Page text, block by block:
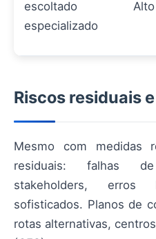
escoltado
especializado
Alto
Riscos residuais
Mesmo com medidas
residuais: falhas
stakeholders, erros
sofisticados. Planos de
rotas alternativas,